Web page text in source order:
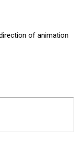
of animation